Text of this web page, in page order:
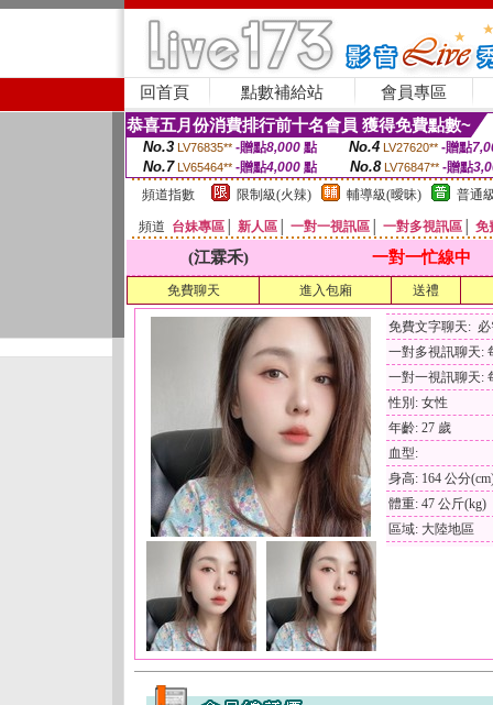
回首頁 點數補給站 會員專區
恭喜五月份消費排行前十名會員 獲得免費點數~
No.3 LV76835** -贈點8,000點 No.4 LV27620** -贈點
No.7 LV65464** -贈點4,000 點 No.8 LV76847** -贈點
頻道指數
限制級(火辣) 輔導級(曖昧) 普通
頻道 台妹專區 新人區 一對一視訊區 一對多視訊區 免
(江霖禾) 一對一忙線中
免費聊天 進入包廂 送禮
免費文字聊天:
一對多視訊聊天:
一對一視訊聊天:
性別: 女性
年齡: 27 歲
血型:
身高: 164 公分
體重: 47 公斤(kg)
區域: 大陸地區